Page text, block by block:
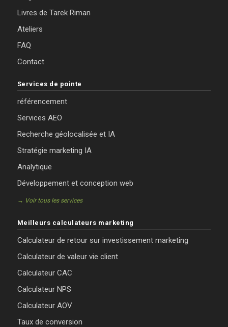
Livres de Tarek Riman
Ateliers
FAQ
Contact
Services de pointe
référencement
Services AEO
Recherche géolocalisée et IA
Stratégie marketing IA
Analytique
Développement et conception web
→ Voir tous les services
Meilleurs calculateurs marketing
Calculateur de retour sur investissement marketing
Calculateur de valeur vie client
Calculateur CAC
Calculateur NPS
Calculateur AOV
Taux de conversion